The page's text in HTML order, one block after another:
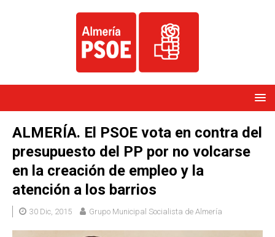
ALMERÍA. El PSOE vota en contra del
presupuesto del PP por no volcarse
en la creación de empleo y la
atención a los barrios
30 Dic, 2015 Grupo Municipal Socialista de Almería